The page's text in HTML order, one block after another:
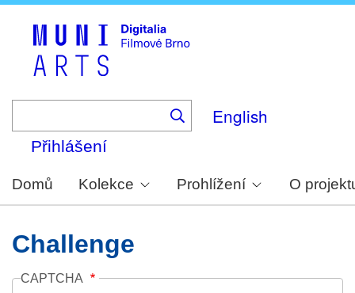
English
Přihlášení
Domů Kolekce Prohlížení O
Challenge
CAPTCHA